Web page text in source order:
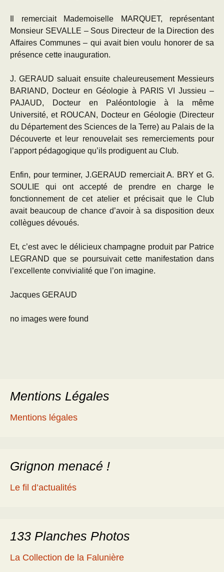
Il remerciait Mademoiselle MARQUET, représentant
Monsieur SEVALLE – Sous Directeur de la Direction des
Affaires Communes – qui avait bien voulu honorer de sa
présence cette inauguration.
J. GERAUD saluait ensuite chaleureusement Messieurs
BARIAND, Docteur en Géologie à PARIS VI Jussieu –
PAJAUD, Docteur en Paléontologie à la même
Université, et ROUCAN, Docteur en Géologie (Directeur
du Département des Sciences de la Terre) au Palais de la
Découverte et leur renouvelait ses remerciements pour
l’apport pédagogique qu’ils prodiguent au Club.
Enfin, pour terminer, J.GERAUD remerciait A. BRY et G.
SOULIE qui ont accepté de prendre en charge le
fonctionnement de cet atelier et précisait que le Club
avait beaucoup de chance d’avoir à sa disposition deux
collègues dévoués.
Et, c’est avec le délicieux champagne produit par Patrice
LEGRAND que se poursuivait cette manifestation dans
l’excellente convivialité que l’on imagine.
Jacques GERAUD
no images were found
Mentions Légales
Mentions légales
Grignon menacé !
Le fil d’actualités
133 Planches Photos
La Collection de la Falunière